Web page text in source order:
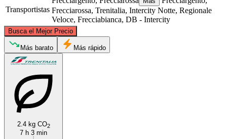
Transportistas Frecciarossa, Trenitalia, Intercity Notte, Regionale
Veloce, Frecciabianca, DB - Intercity
Busca el Mejor Precio
Imperia
©CARTO , ©OpenStreetMap
Más barato Más rápido
2.4 kg CO2
7 h 3 min